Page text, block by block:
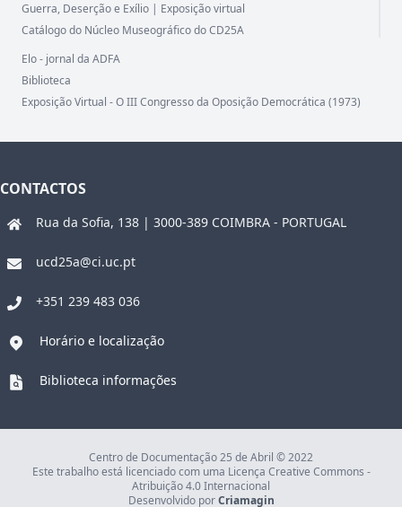
Guerra, Deserção e Exílio | Exposição virtual
Catálogo do Núcleo Museográfico do CD25A
Elo - jornal da ADFA
Biblioteca
Exposição Virtual - O III Congresso da Oposição Democrática (1973)
CONTACTOS
Rua da Sofia, 138 | 3000-389 COIMBRA - PORTUGAL
ucd25a@ci.uc.pt
+351 239 483 036
Horário e localização
Biblioteca informações
Centro de Documentação 25 de Abril © 2022
Este trabalho está licenciado com uma Licença Creative Commons -
Atribuição 4.0 Internacional
Desenvolvido por Criamagin